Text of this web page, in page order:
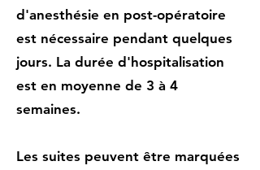
d'anesthésie en post-opératoire
est nécessaire pendant quelques
jours. La durée d'hospitalisation
est en moyenne de 3 à 4
semaines.
Les suites peuvent être marquées